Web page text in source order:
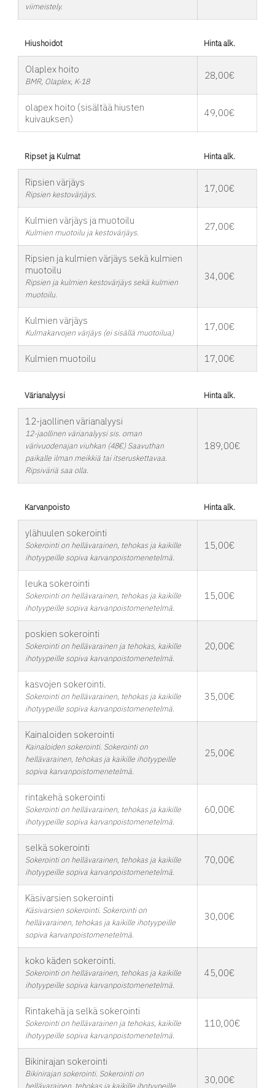
viimeistely.
Hiushoidot Hinta alk.
Olaplex hoito
BMR, Olaplex, K-18 28,00€
olapex hoito (sisältää hiusten
kuivauksen)
49,00€
Ripset ja Kulmat Hinta alk.
Ripsien värjäys
Ripsien kestovärjäys. 17,00€
Kulmien värjäys ja muotoilu
Kulmien muotoilu ja kestovärjäys. 27,00€
Ripsien ja kulmien värjäys sekä kulmien
muotoilu
Ripsien ja kulmien kestovärjäys sekä kulmien
muotoilu.
34,00€
Kulmien värjäys
Kulmakarvojen värjäys (ei sisällä muotoilua) 17,00€
Kulmien muotoilu 17,00€
Värianalyysi Hinta alk.
12-jaollinen värianalyysi
12-jaollinen värianalyysi sis. oman
värivuodenajan viuhkan (48€) Saavuthan
paikalle ilman meikkiä tai itseruskettavaa.
Ripsiväriä saa olla.
189,00€
Karvanpoisto Hinta alk.
ylähuulen sokerointi
Sokerointi on hellävarainen, tehokas ja kaikille
ihotyypeille sopiva karvanpoistomenetelmä.
15,00€
leuka sokerointi
Sokerointi on hellävarainen, tehokas ja kaikille
ihotyypeille sopiva karvanpoistomenetelmä.
15,00€
poskien sokerointi
Sokerointi on hellävarainen ja tehokas, kaikille
ihotyypeille sopiva karvanpoistomenetelmä.
20,00€
kasvojen sokerointi.
Sokerointi on hellävarainen, tehokas ja kaikille
ihotyypeille sopiva karvanpoistomenetelmä.
35,00€
Kainaloiden sokerointi
Kainaloiden sokerointi. Sokerointi on
hellävarainen, tehokas ja kaikille ihotyypeille
sopiva karvanpoistomenetelmä.
25,00€
rintakehä sokerointi
Sokerointi on hellävarainen, tehokas ja kaikille
ihotyypeille sopiva karvanpoistomenetelmä.
60,00€
selkä sokerointi
Sokerointi on hellävarainen, tehokas ja kaikille
ihotyypeille sopiva karvanpoistomenetelmä.
70,00€
Käsivarsien sokerointi
Käsivarsien sokerointi. Sokerointi on
hellävarainen, tehokas ja kaikille ihotyypeille
sopiva karvanpoistomenetelmä.
30,00€
koko käden sokerointi.
Sokerointi on hellävarainen, tehokas ja kaikille
ihotyypeille sopiva karvanpoistomenetelmä.
45,00€
Rintakehä ja selkä sokerointi
Sokerointi on hellävarainen ja tehokas, kaikille
ihotyypeille sopiva karvanpoistomenetelmä.
110,00€
Bikinirajan sokerointi
Bikinirajan sokerointi. Sokerointi on
hellävarainen, tehokas ja kaikille ihotyypeille
30,00€